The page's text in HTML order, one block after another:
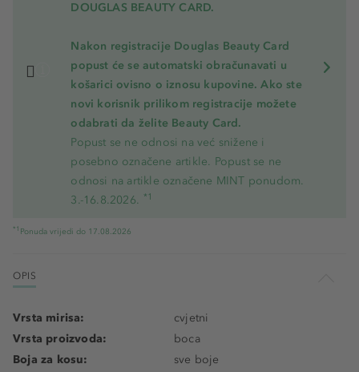
DOUGLAS BEAUTY CARD.
Nakon registracije Douglas Beauty Card
popust će se automatski obračunavati u
košarici ovisno o iznosu kupovine. Ako ste
novi korisnik prilikom registracije možete
odabrati da želite Beauty Card.
Popust se ne odnosi na već snižene i
posebno označene artikle. Popust se ne
odnosi na artikle označene MINT ponudom.
3.-16.8.2026. *1
*1 Ponuda vrijedi do 17.08.2026
OPIS
Vrsta mirisa:
cvjetni
Vrsta proizvoda:
boca
Boja za kosu:
sve boje